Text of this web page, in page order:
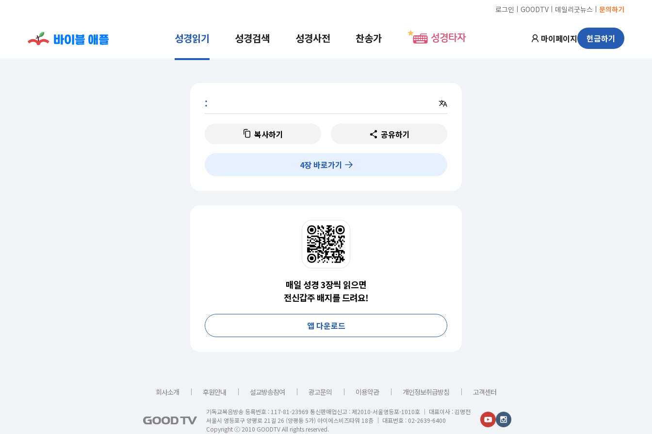
로그인 ㅣ GOODTV ㅣ 데일리굿뉴스 ㅣ 문의하기
성경읽기 성경검색 성경사전 찬송가 성경타자 마이페이지 헌금하기
:
복사하기 공유하기
4장 바로가기
매일 성경 3장씩 읽으면
전신갑주 배지를 드려요!
앱 다운로드
회사소개 ｜ 후원안내 ｜ 설교방송참여 ｜ 광고문의 ｜ 이용약관 ｜ 개인정보취급방침 ｜ 고객센터
기독교복음방송 등록번호 : 117-81-23969 통신판매업신고 : 제2010-서울영등포-1010호 │ 대표이사 : 김명전
서울시 영등포구 양평로 21길 26 (양평동 5가) 아이에스비즈타워 18층 │ 대표번호 : 02-2639-6400
Copyright ⓒ 2010 GOODTV All rights reserved.